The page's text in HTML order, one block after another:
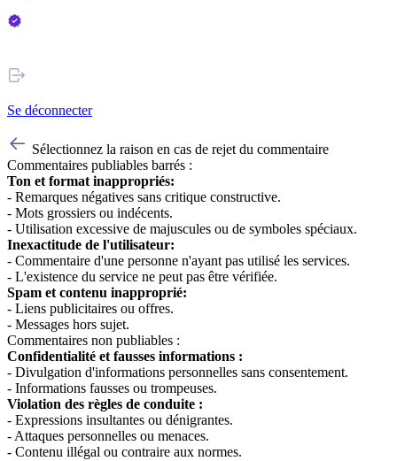
Se déconnecter
Sélectionnez la raison en cas de rejet du commentaire
Commentaires publiables barrés :
Ton et format inappropriés:
- Remarques négatives sans critique constructive.
- Mots grossiers ou indécents.
- Utilisation excessive de majuscules ou de symboles spéciaux.
Inexactitude de l'utilisateur:
- Commentaire d'une personne n'ayant pas utilisé les services.
- L'existence du service ne peut pas être vérifiée.
Spam et contenu inapproprié:
- Liens publicitaires ou offres.
- Messages hors sujet.
Commentaires non publiables :
Confidentialité et fausses informations :
- Divulgation d'informations personnelles sans consentement.
- Informations fausses ou trompeuses.
Violation des règles de conduite :
- Expressions insultantes ou dénigrantes.
- Attaques personnelles ou menaces.
- Contenu illégal ou contraire aux normes.